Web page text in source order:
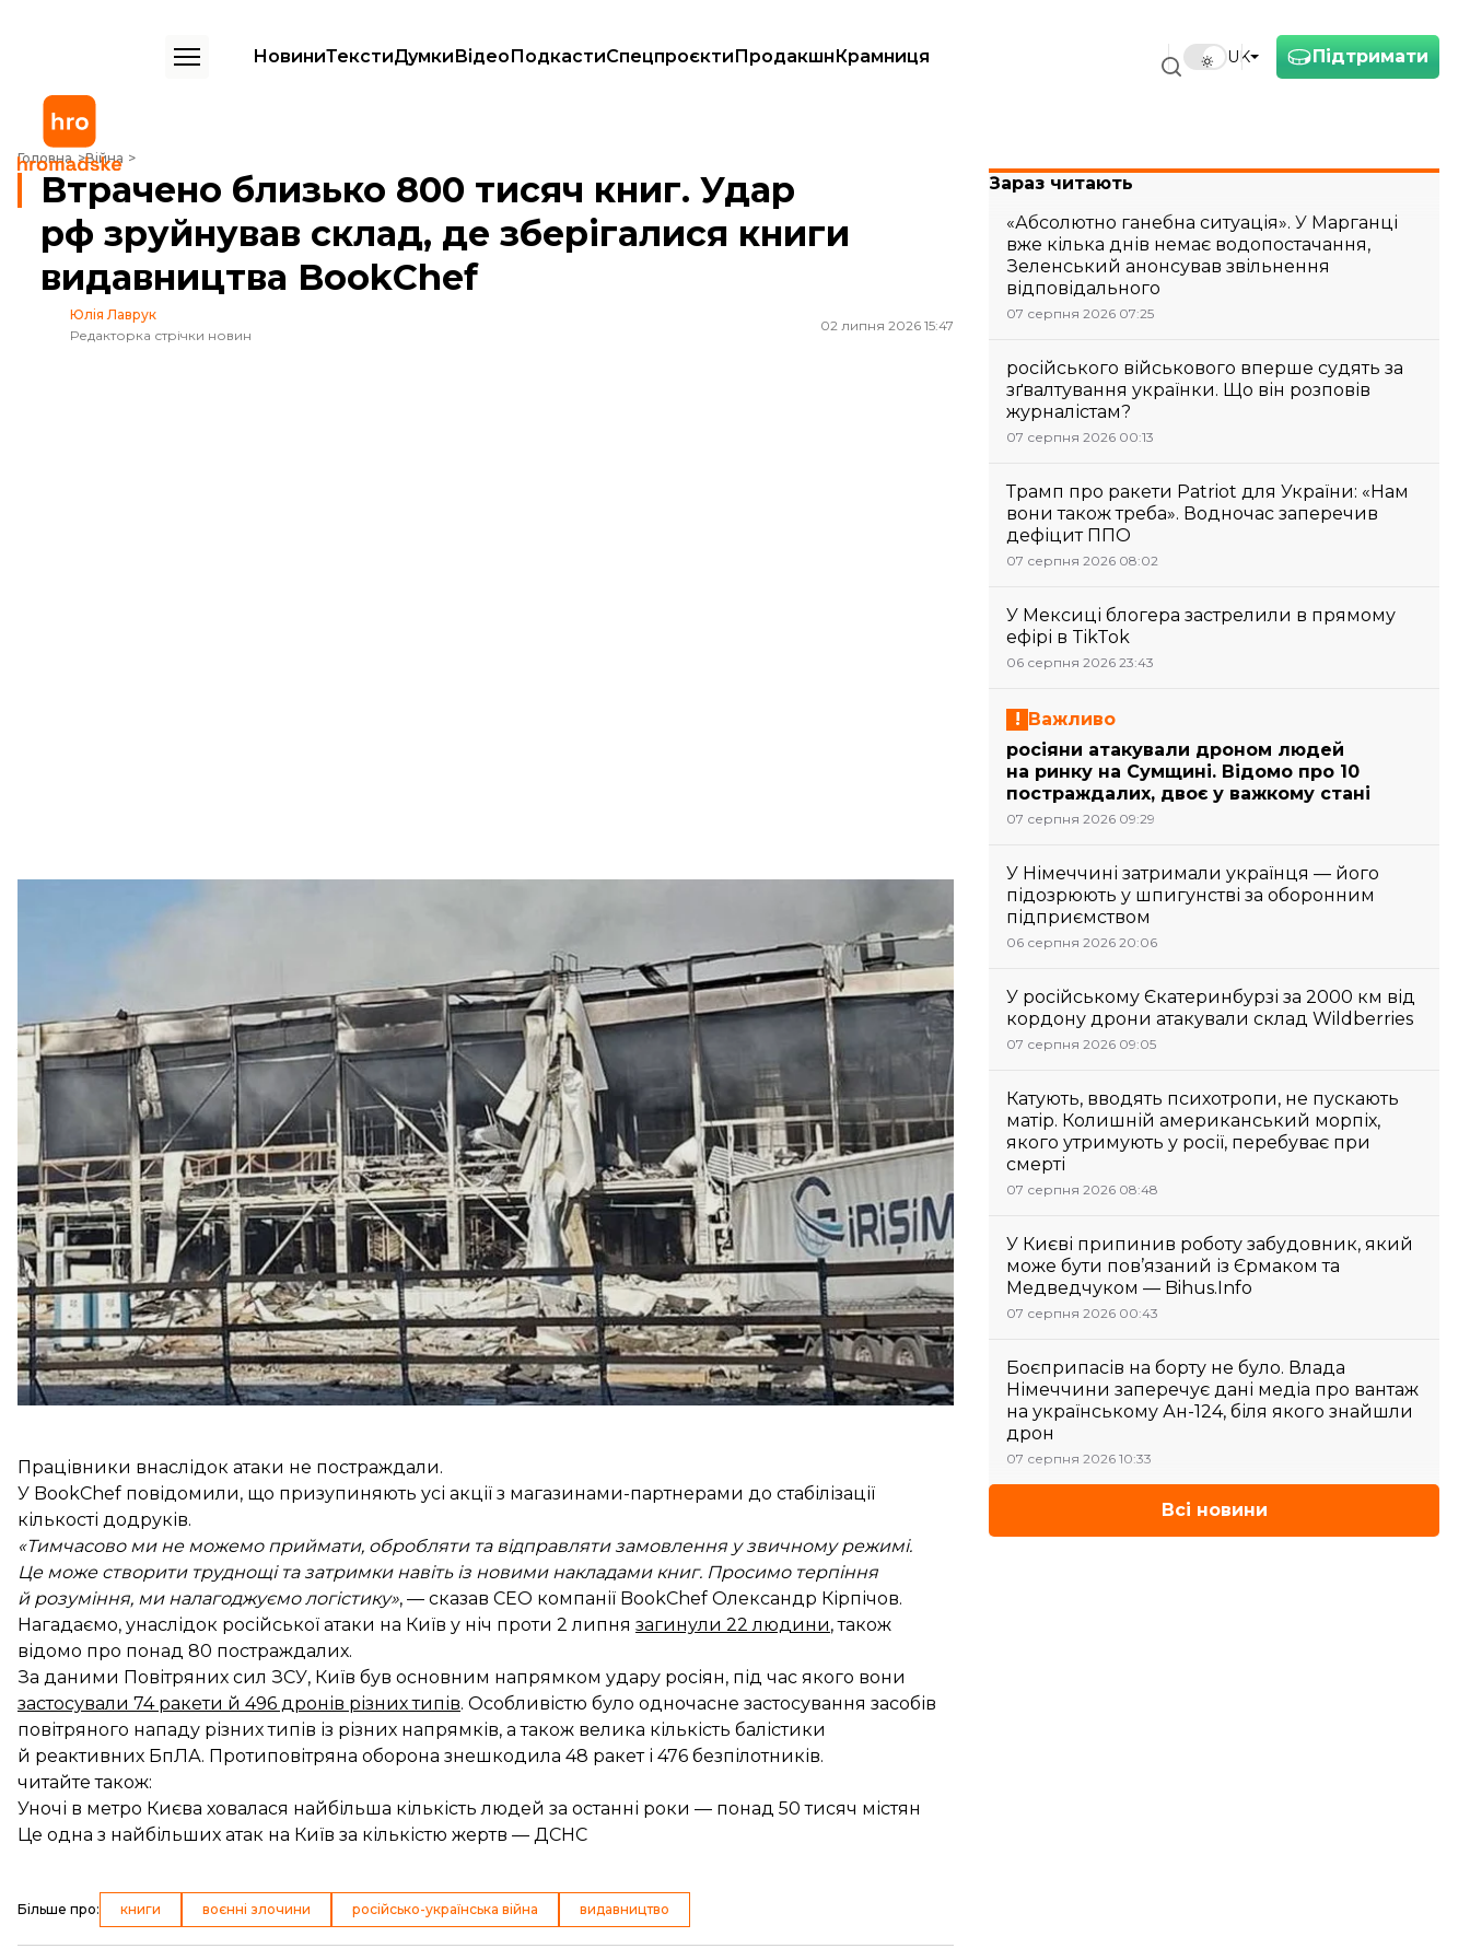
Підтримати
UK
НовиниТекстиДумкиВідеоПодкастиСпецпроєктиПродакшнКрамниця
Головна Війна
Втрачено близько 800 тисяч книг. Удар рф зруйнував склад, де зберігалися книги видавництва BookChef
Втрачено близько 800 тисяч книг. Удар
рф зруйнував склад, де зберігалися книги
видавництва BookChef
Юлія Лаврук
Редакторка стрічки новин
02 липня 2026 15:47
російський удар у ніч проти 2 липня знищив центральний склад логістичного партнера
видавництва BookChef — Denka Logistics. Унаслідок атаки втрачено більшу частину накладу —
приблизно 800 тисяч книг.
Про цеповідомилив BookChef.
Так, унаслідок обстрілу склад, де зберігалися книги видавництва BookChef, був зруйнований.
«Більшість накладу, а це приблизно 800 тисяч книг, втрачені. Це книги, над якими працювали автори,
перекладачі, редактори, ілюстратори, дизайнери, друкарні, менеджери, логісти. Це роки роботи
великої кількості людей», — написали у видавництві.
Працівники внаслідок атаки не постраждали.
У BookChef повідомили, що призупиняють усі акції з магазинами-партнерами до стабілізації
кількості додруків.
«Тимчасово ми не можемо приймати, обробляти та відправляти замовлення у звичному режимі.
Це може створити труднощі та затримки навіть із новими накладами книг. Просимо терпіння
й розуміння, ми налагоджуємо логістику», — сказав CEO компанії BookChef Олександр Кірпічов.
Нагадаємо, унаслідок російської атаки на Київ у ніч проти 2 липня загинули 22 людини, також
відомо про понад 80 постраждалих.
За даними Повітряних сил ЗСУ, Київ був основним напрямком удару росіян, під час якого вони
застосували 74 ракети й 496 дронів різних типів. Особливістю було одночасне застосування засобів
повітряного нападу різних типів із різних напрямків, а також велика кількість балістики
й реактивних БпЛА. Протиповітряна оборона знешкодила 48 ракет і 476 безпілотників.
читайте також:
Уночі в метро Києва ховалася найбільша кількість людей за останні роки — понад 50 тисяч містян
Це одна з найбільших атак на Київ за кількістю жертв — ДСНС
Більше про: книги воєнні злочини російсько-українська війна видавництво
Зараз читають
«Абсолютно ганебна ситуація». У Марганці
вже кілька днів немає водопостачання,
Зеленський анонсував звільнення
відповідального
07 серпня 2026 07:25
російського військового вперше судять за
зґвалтування українки. Що він розповів
журналістам?
07 серпня 2026 00:13
Трамп про ракети Patriot для України: «Нам
вони також треба». Водночас заперечив
дефіцит ППО
07 серпня 2026 08:02
У Мексиці блогера застрелили в прямому
ефірі в TikTok
06 серпня 2026 23:43
Важливо
росіяни атакували дроном людей
на ринку на Сумщині. Відомо про 10
постраждалих, двоє у важкому стані
07 серпня 2026 09:29
У Німеччині затримали українця — його
підозрюють у шпигунстві за оборонним
підприємством
06 серпня 2026 20:06
У російському Єкатеринбурзі за 2000 км від
кордону дрони атакували склад Wildberries
07 серпня 2026 09:05
Катують, вводять психотропи, не пускають
матір. Колишній американський морпіх,
якого утримують у росії, перебуває при
смерті
07 серпня 2026 08:48
У Києві припинив роботу забудовник, який
може бути пов’язаний із Єрмаком та
Медведчуком — Bihus.Info
07 серпня 2026 00:43
Боєприпасів на борту не було. Влада
Німеччини заперечує дані медіа про вантаж
на українському Ан-124, біля якого знайшли
дрон
07 серпня 2026 10:33
Всі новини